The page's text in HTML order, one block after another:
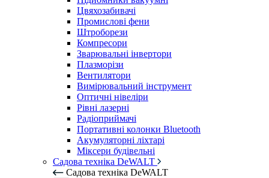
Цвяхозабивачі
Промислові фени
Штроборези
Компресори
Зварювальні інвертори
Плазморізи
Вентилятори
Вимірювальний інструмент
Оптичні нівеліри
Рівні лазерні
Радіоприймачі
Портативні колонки Bluetooth
Акумуляторні ліхтарі
Міксери будівельні
Садова техніка DeWALT
Садова техніка DeWALT